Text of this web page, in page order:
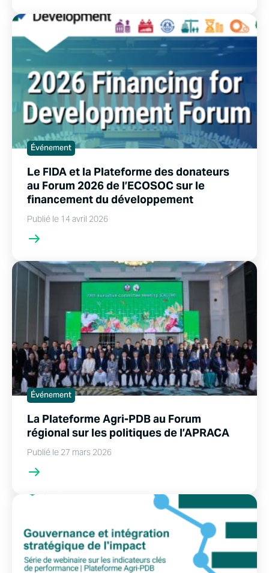
Événement
Le FIDA et la Plateforme des donateurs
au Forum 2026 de l’ECOSOC sur le
financement du développement
Publié le 14 avril 2026
Événement
La Plateforme Agri-PDB au Forum
régional sur les politiques de l’APRACA
Publié le 27 mars 2026